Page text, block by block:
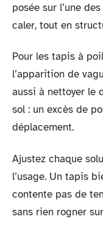
posée sur l’une
caler, tout en
Pour les tapis à
l’apparition de
aussi à nettoyer le
sol : un excès de
déplacement.
Ajustez chaque
l’usage. Un tapis
contente pas de
sans rien rogner